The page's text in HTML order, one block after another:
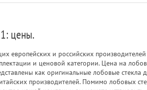
цены.
и российских производителей
и ценовой категории. Цена на
как оригинальные лобовые стекла
производителей. Помимо лобовых